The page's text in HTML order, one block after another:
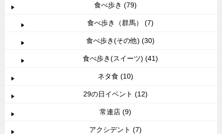
食べ歩き (79)
食べ歩き（群馬） (7)
食べ歩き(その他) (30)
食べ歩き(スイーツ) (41)
ネタ食 (10)
29の日イベント (12)
常連店 (9)
アクシデント (7)